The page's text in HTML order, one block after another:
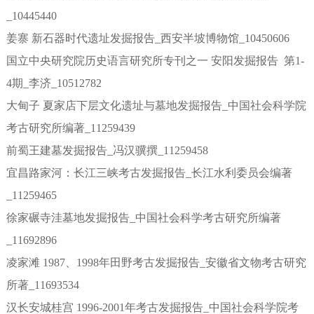
_10445440
姜寨 新石器时代遗址发掘报告_西安半坡博物馆_10450606
国立中央研究院历史语言研究所专刊之一 安阳发掘报告 第1-
4期_李济_10512782
大甸子 夏家店下层文化遗址与墓地发掘报告_中国社会科学院
考古研究所编著_11259439
前蜀王建墓发掘报告_冯汉骥撰_11259458
宜昌路家河：长江三峡考古发掘报告_长江水利委员会编著
_11259465
徐家碾寺洼墓地发掘报告_中国社会科学考古研究所编著
_11692896
凌家滩 1987、1998年田野考古发掘报告_安徽省文物考古研究
所著_11693534
汉长安城桂宫 1996-2001年考古发掘报告_中国社会科学院考